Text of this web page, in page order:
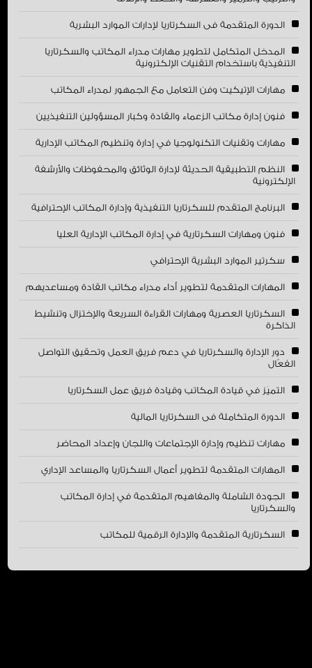
الدورة المتقدمة فى السكرتاريا لإدارات الموارد البشرية
المدخل المتكامل لتطوير مهارات مدراء المكاتب والسكرتاريا
التنفيذية باستخدام التقنيات الإلكترونية
مهارات الإتيكيت وفن التعامل مع الجمهور لمدراء المكاتب
فنون إدارة مكاتب الزعماء والقادة وكبار المسؤولين التنفيذيين
مهارات وتقنيات التكنولوجيا في إدارة وتنظيم المكاتب الإدارية
النظم التطبيقية الحديثة لإدارة الوثائق والمحفوظات والأرشفة
الإلكترونية
البرنامج المتقدم للسكرتاريا التنفيذية وإدارة المكاتب الإحترافية
فنون ومهارات السكرتارية في إدارة المكاتب الإدارية العليا
سكرتير الموارد البشرية الإحترافي
المهارات المتقدمة لتطوير أداء مدراء مكاتب القادة ومساعديهم
السكرتاريا العصرية ومهارات القراءة السريعة والإختزال وتنشيط
الذاكرة
دور الإدارة والسكرتاريا في دعم فريق العمل وتحقيق التواصل
الفعّال
التميَز في قيادة المكاتب وقيادة فريق عمل السكرتاريا
الدورة المتكاملة فى السكرتاريا المالية
مهارات تنظيم وإدارة الإجتماعات واللجان وإعداد المحاضر
المهارات المتقدمة لتطوير أعمال السكرتاريا والمساعد الإداري
الجودة الشاملة والمفاهيم المتقدمة في إدارة المكاتب
والسكرتاريا
السكرتارية المتقدمة والإدارة الرقمية للمكاتب